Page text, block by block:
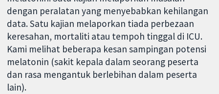
dengan peralatan yang menyebabkan kehilangan
data. Satu kajian melaporkan tiada perbezaan
keresahan, mortaliti atau tempoh tinggal di ICU.
Kami melihat beberapa kesan sampingan potensi
melatonin (sakit kepala dalam seorang peserta
dan rasa mengantuk berlebihan dalam peserta
lain).